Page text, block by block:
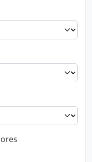
superior